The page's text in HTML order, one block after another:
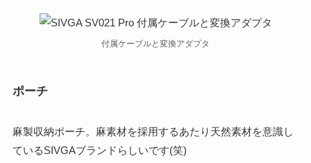
付属ケーブルと変換アダプタ
ポーチ
麻製収納ポーチ。麻素材を採用するあたり天然素材を意識し
ているSIVGAブランドらしいです(笑)